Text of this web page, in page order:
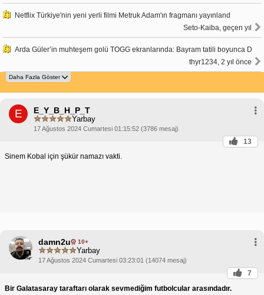
Netflix Türkiye'nin yeni yerli filmi Metruk Adam'ın fragmanı yayınland
Seto-Kaiba, geçen yıl
Arda Güler’in muhteşem golü TOGG ekranlarında: Bayram tatili boyunca D
thyr1234, 2 yıl önce
E E_Y_B_H_P_T
Yarbay
17 Ağustos 2024 Cumartesi 01:15:52 (3786 mesaj)
13
Sinem Kobal için şükür namazı vakti.
damn2u 10+
Yarbay
17 Ağustos 2024 Cumartesi 03:23:01 (14074 mesaj)
7
Bir Galatasaray taraftarı olarak sevmediğim futbolcular arasındadır.